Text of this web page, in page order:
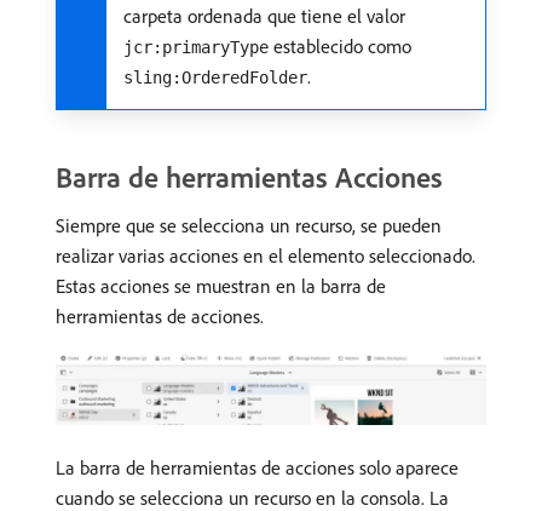
carpeta ordenada que tiene el valor
jcr:primaryType establecido como
sling:OrderedFolder.
Barra de herramientas Acciones
Siempre que se selecciona un recurso, se pueden
realizar varias acciones en el elemento seleccionado.
Estas acciones se muestran en la barra de
herramientas de acciones.
La barra de herramientas de acciones solo aparece
cuando se selecciona un recurso en la consola. La